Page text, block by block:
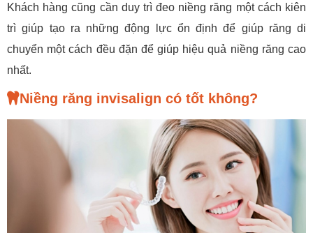
Khách hàng cũng cần duy trì đeo niềng răng một cách kiên
trì giúp tạo ra những động lực ổn định để giúp răng di
chuyển một cách đều đặn để giúp hiệu quả niềng răng cao
nhất.
Niềng răng invisalign có tốt không?